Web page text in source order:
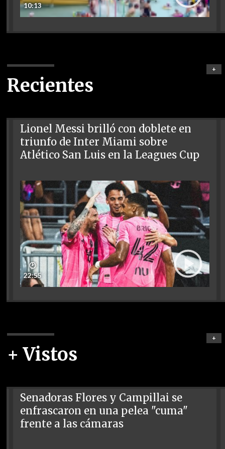
10:13
Recientes
+
Lionel Messi brilló con doblete en
triunfo de Inter Miami sobre
Atlético San Luis en la Leagues Cup
🕑
22:55
+ Vistos
+
Senadoras Flores y Campillai se
enfrascaron en una pelea "cuma"
frente a las cámaras